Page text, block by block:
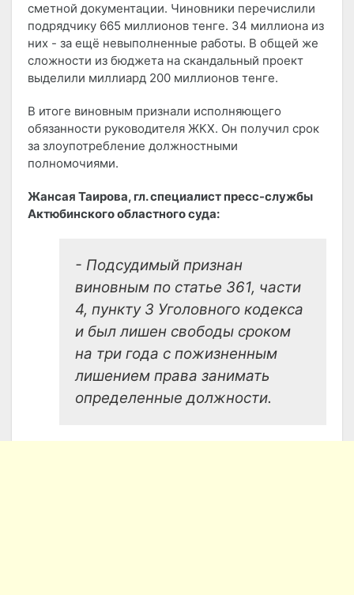
сметной документации. Чиновники перечислили
подрядчику 665 миллионов тенге. 34 миллиона из
них - за ещё невыполненные работы. В общей же
сложности из бюджета на скандальный проект
выделили миллиард 200 миллионов тенге.
В итоге виновным признали исполняющего
обязанности руководителя ЖКХ. Он получил срок
за злоупотребление должностными
полномочиями.
Жансая Таирова, гл. специалист пресс-службы
Актюбинского областного суда:
- Подсудимый признан
виновным по статье 361, части
4, пункту 3 Уголовного кодекса
и был лишен свободы сроком
на три года с пожизненным
лишением права занимать
определенные должности.